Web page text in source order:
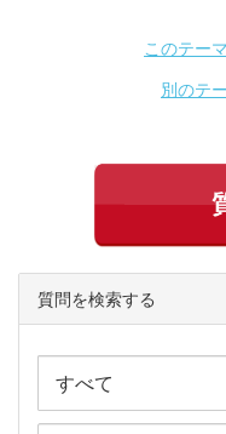
このテー
別のテ
質問を検索する